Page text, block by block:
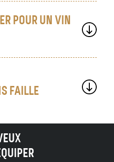
POUR UN VIN
FAILLE